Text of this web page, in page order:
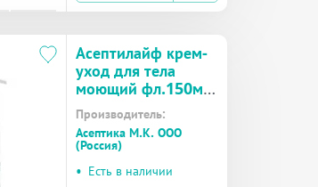
Асептилайф крем-
уход для тела
моющий фл.150мл
№1
Производитель:
Асептика М.К. ООО
(Россия)
• Есть в наличии